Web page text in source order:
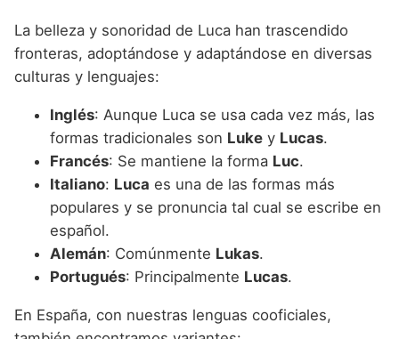
La belleza y sonoridad de Luca han trascendido
fronteras, adoptándose y adaptándose en diversas
culturas y lenguajes:
Inglés: Aunque Luca se usa cada vez más, las
formas tradicionales son Luke y Lucas.
Francés: Se mantiene la forma Luc.
Italiano: Luca es una de las formas más
populares y se pronuncia tal cual se escribe en
español.
Alemán: Comúnmente Lukas.
Portugués: Principalmente Lucas.
En España, con nuestras lenguas cooficiales,